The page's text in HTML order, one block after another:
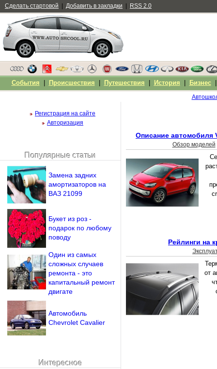
Описание автомобиля
Обзор моделей
Рейлинги на
от
Регистрация на сайте
Авторизация
Напомнить пароль?
Популярные статьи
Замена задних
амортизаторов на
ВАЗ 21099
Букет из роз -
подарок по любому
поводу
Один из самых
сложных случаев
ремонта - это
капитальный ремонт
двигате
Автомобиль
Chevrolet Cavalier
Интересное
Сделать стартовой Добавить в закладки RSS 2.0
События Происшествия Путешествия История Бизнес